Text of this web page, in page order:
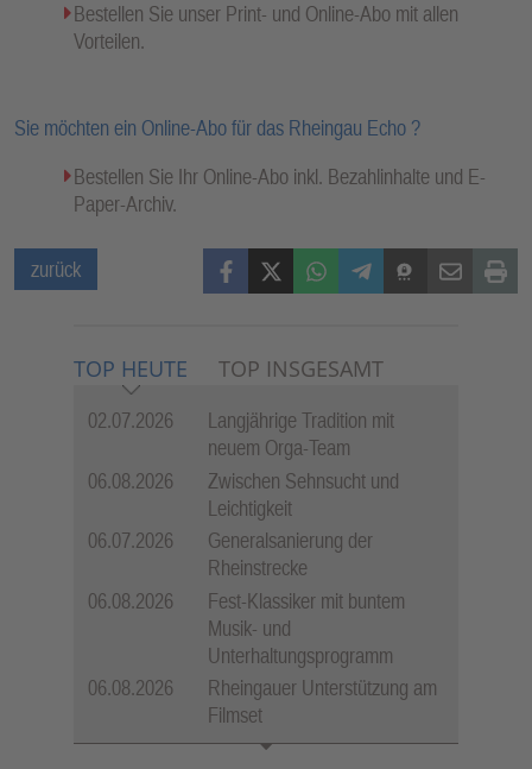
Bestellen Sie unser Print- und Online-Abo mit allen
Vorteilen.
Sie möchten ein Online-Abo für das Rheingau Echo ?
Bestellen Sie Ihr Online-Abo inkl. Bezahlinhalte und E-
Paper-Archiv.
zurück FacebookX (Twitter)WhatsAppTelegramThreemaMail Print
TOP HEUTE TOP INSGESAMT
02.07.2026
Langjährige Tradition mit
neuem Orga-Team
06.08.2026
Zwischen Sehnsucht und
Leichtigkeit
06.07.2026
Generalsanierung der
Rheinstrecke
06.08.2026
Fest-Klassiker mit buntem
Musik- und
Unterhaltungsprogramm
06.08.2026
Rheingauer Unterstützung am
Filmset